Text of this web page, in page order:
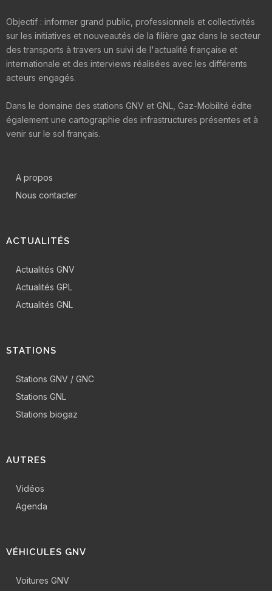
Objectif : informer grand public, professionnels et collectivités
sur les initiatives et nouveautés de la filière gaz dans le secteur
des transports à travers un suivi de l'actualité française et
internationale et des interviews réalisées avec les différents
acteurs engagés.
Dans le domaine des stations GNV et GNL, Gaz-Mobilité édite
également une cartographie des infrastructures présentes et à
venir sur le sol français.
A propos
Nous contacter
ACTUALITÉS
Actualités GNV
Actualités GPL
Actualités GNL
STATIONS
Stations GNV / GNC
Stations GNL
Stations biogaz
AUTRES
Vidéos
Agenda
VÉHICULES GNV
Voitures GNV